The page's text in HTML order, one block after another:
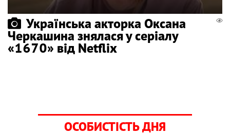
Українська акторка Оксана
Черкашина знялася у серіалу
«1670» від Netflix
ОСОБИСТІСТЬ ДНЯ